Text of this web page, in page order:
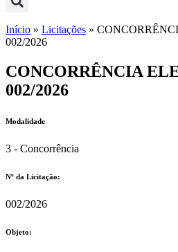
Início » Licitações »
002/2026
CONCORRÊNCIA
002/2026
Modalidade
3 - Concorrência
Nº da Licitação: ​​
002/2026
Objeto: